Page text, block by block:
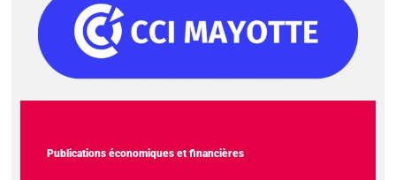
Publications économiques et financières